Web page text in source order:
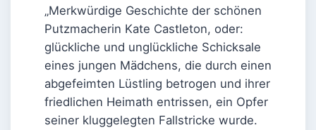
„Merkwürdige Geschichte der schönen
Putzmacherin Kate Castleton, oder:
glückliche und unglückliche Schicksale
eines jungen Mädchens, die durch einen
abgefeimten Lüstling betrogen und ihrer
friedlichen Heimath entrissen, ein Opfer
seiner kluggelegten Fallstricke wurde.